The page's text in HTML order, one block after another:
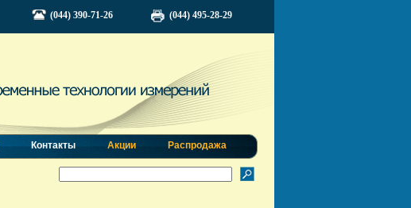
(044) 390-71-26 (044) 495-28-29
Контакты Акции Распродажа